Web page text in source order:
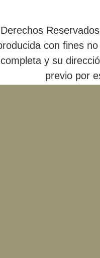
con fines
y su
previo por